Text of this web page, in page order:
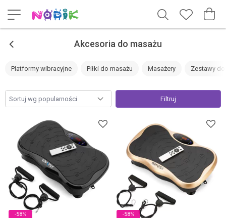
< Akcesoria do masażu
Platformy wibracyjne Piłki do masażu Masażery Zestawy
Filtruj
-58% -58%